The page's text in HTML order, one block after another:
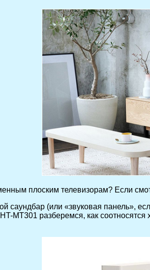
плоским телевизорам? Если
саундбар (или «звуковая панель»,
MT301 разберемся, как